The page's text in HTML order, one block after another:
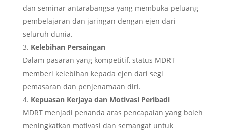
dan seminar antarabangsa yang membuka peluang
pembelajaran dan jaringan dengan ejen dari
seluruh dunia.
Kelebihan Persaingan
Dalam pasaran yang kompetitif, status MDRT
memberi kelebihan kepada ejen dari segi
pemasaran dan penjenamaan diri.
Kepuasan Kerjaya dan Motivasi Peribadi
MDRT menjadi penanda aras pencapaian yang boleh
meningkatkan motivasi dan semangat untuk